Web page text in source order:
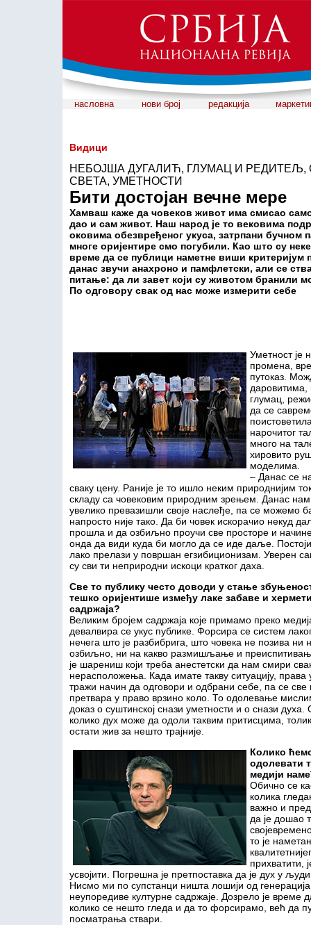
насловна нови број редакција
Видици
НЕБОЈША ДУГАЛИЋ, ГЛУМАЦ И
СВЕТА, УМЕТНОСТИ
Бити достојан вечне мере
Хамваш каже да човеков живот има смисао
дао и сам живот. Наш народ је то вековима
оковима обезвређеног укуса, затрпани бучном
многе оријентире смо погубили. Као што су
време да се публици наметне виши
данас звучи анахроно и памфлетски, али се
питање: да ли завет који су животом бранили
По одговору свак од нас може измерити себе
Уметност је
промена,
путоказ.
даровитима,
глумац,
да се
нарочитог
много на
хировито
моделима.
– Данас се
сваку цену. Раније је то ишло неким природнијим
складу са човековим природним зрењем. Данас
увелико превазишли своје наслеђе, па се можемо
напросто није тако. Да би човек искорачио некуд
прошла и да озбиљно проучи све просторе и
онда да види куда би могло да се иде даље.
лако прелази у површан егзибиционизам. Уверен
су сви ти неприродни искоци кратког даха.
Све то публику често доводи у стање
тешко оријентише између лаке забаве и
садржаја?
Великим бројем садржаја које примамо преко
девалвира се укус публике. Форсира се систем
нечега што је разбибрига, што човека не позива ни
озбиљно, ни на какво размишљање и
је шарениш који треба анестетски да нам смири
нерасположења. Када имате такву ситуацију, права
тражи начин да одговори и одбрани себе, па се све
претвара у право врзино коло. То одолевање
доказ о суштинској снази уметности и о снази духа.
колико дух може да одоли таквим притисцима,
остати жив за нешто трајније.
Колико
одолевати
медији
Обично се
колика
важно и
да је дошао
то је
прихватити,
усвојити. Погрешна је претпоставка да је дух у
Нисмо ми по супстанци ништа лошији од
неупоредиве културне садржаје. Дозрело је
колико се нешто гледа и да то форсирамо, већ да
посматрања ствари.